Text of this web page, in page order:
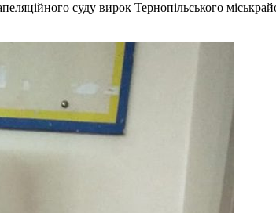
суду вирок Тернопільського